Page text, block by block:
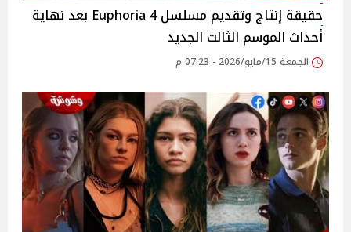
حقيقة إنتاج وتقديم مسلسل 4 Euphoria بعد نهاية
أحداث الموسم الثالث الجديد
الجمعة 15/مايو/2026 - 07:23 م